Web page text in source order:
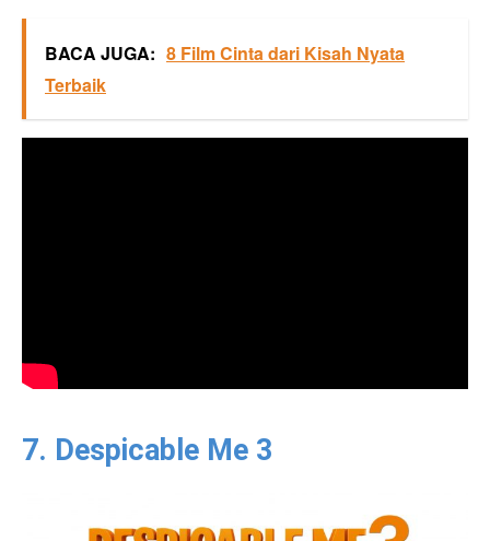
BACA JUGA: 8 Film Cinta dari Kisah Nyata
Terbaik
7. Despicable Me 3